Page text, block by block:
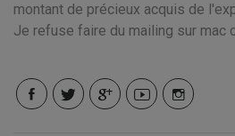
montant de précieux acquis de
Je refuse faire du mailing sur mac